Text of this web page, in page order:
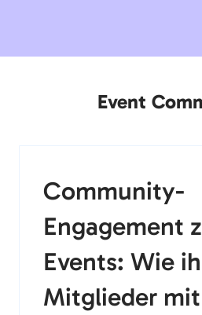
Event
Community-
Engagement
Events: Wie
Mitglieder mit